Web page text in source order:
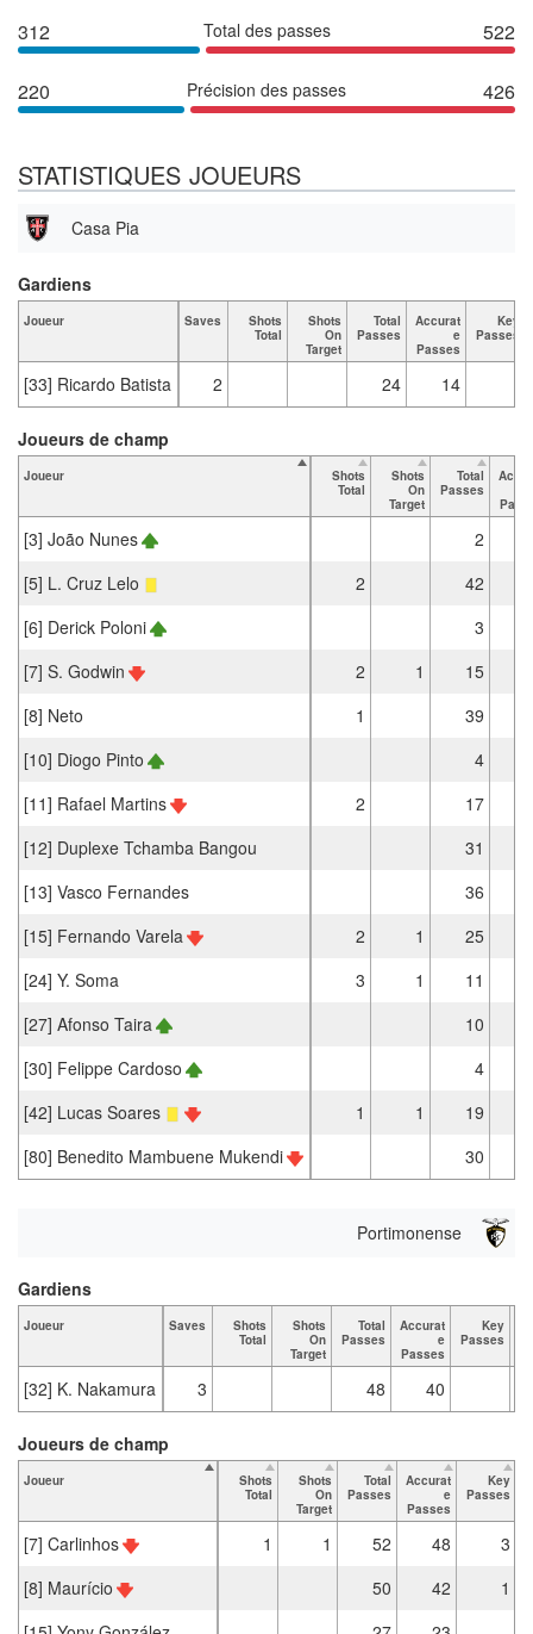
312 Total des passes 522
220 Précision des passes 426
STATISTIQUES JOUEURS
Casa Pia
Joueur Saves
Shots
Total
Shots
On
Target
Total
Passes
Accurat
e
Passes
Key
Passes
[33] Ricardo Batista 2 24 14
Gardiens
Joueur
Shots
Total
Shots
On
Target
Total
Passes
[3] João Nunes
2
[5] L. Cruz Lelo
2 42
[6] Derick Poloni
3
[7] S. Godwin
2 1 15
[8] Neto
1 39
[10] Diogo Pinto
4
[11] Rafael Martins
2
17
[12] Duplexe Tchamba Bangou
31
[13] Vasco Fernandes
36
[15] Fernando Varela
2 1 25
[24] Y. Soma
3 1
11
[27] Afonso Taira
10
[30] Felippe Cardoso
4
[42] Lucas Soares
1 1 19
[80] Benedito Mambuene Mukendi
30
Joueurs de champ
Portimonense
Joueur Saves
Shots
Total
Shots
On
Target
Total
Passes
Accurat
e
Passes
Key
Passes
[32] K. Nakamura 3 48 40
Gardiens
Joueur
Shots
Total
Shots
On
Target
Total
Passes
Accurat
e
Passes
Key
Passes
[7] Carlinhos 1 1 52 48
3
[8] Maurício
50 42
1
Joueurs de champ